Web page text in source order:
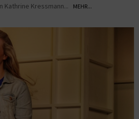
Kathrine Kressmann...
MEHR...